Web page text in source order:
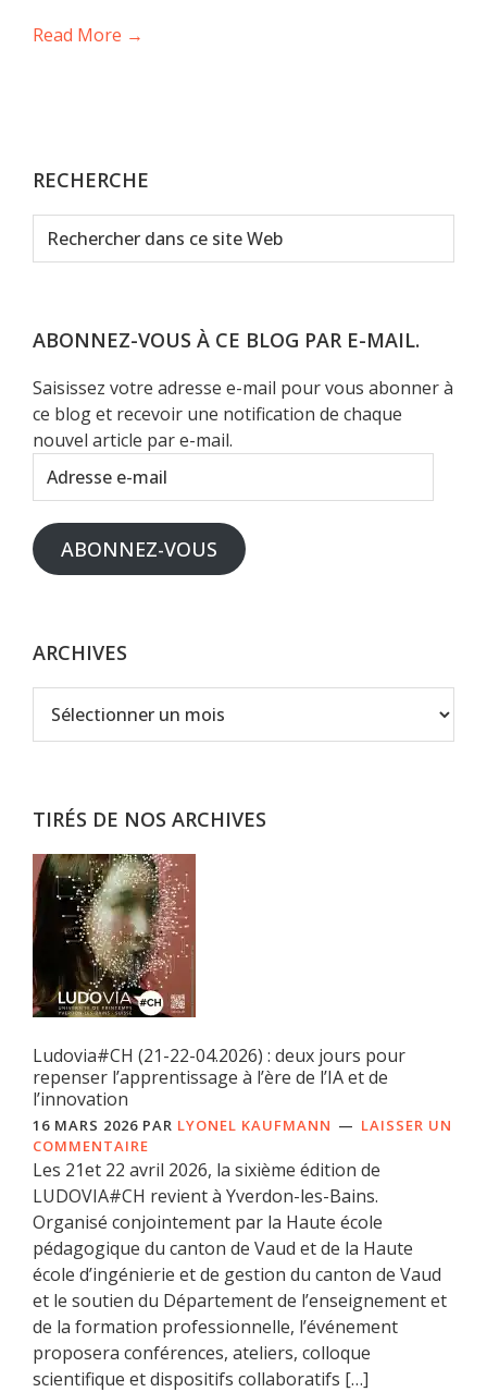
Read More →
RECHERCHE
Rechercher
dans
Web
ABONNEZ-VOUS À CE BLOG PAR E-MAIL.
Saisissez votre adresse e-mail pour vous abonner à
ce blog et recevoir une notification de chaque
nouvel article par e-mail.
Adresse
e-
mail
ABONNEZ-VOUS
ARCHIVES
TIRÉS DE NOS ARCHIVES
Ludovia#CH (21-22-04.2026) : deux jours pour
repenser l’apprentissage à l’ère de l’IA et de
l’innovation
16 MARS 2026 PAR LYONEL KAUFMANN
LAISSER UN
COMMENTAIRE
Les 21et 22 avril 2026, la sixième édition de
LUDOVIA#CH revient à Yverdon-les-Bains.
Organisé conjointement par la Haute école
pédagogique du canton de Vaud et de la Haute
école d’ingénierie et de gestion du canton de Vaud
et le soutien du Département de l’enseignement et
de la formation professionnelle, l’événement
proposera conférences, ateliers, colloque
scientifique et dispositifs collaboratifs […]